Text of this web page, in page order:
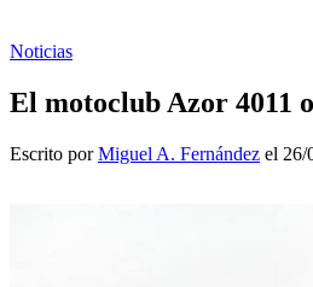
Noticias
El motoclub Azor 4011
Escrito porMiguel A. Fernández el 26/